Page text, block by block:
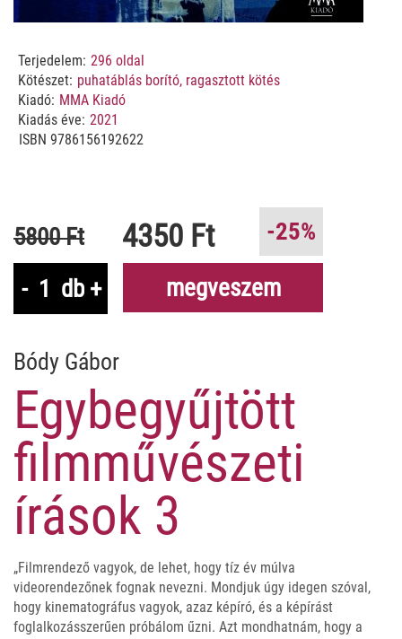
Terjedelem: 296 oldal
Kötészet: puhatáblás borító, ragasztott kötés
Kiadó: MMA Kiadó
Kiadás éve: 2021
ISBN 9786156192622
5800 Ft 4350 Ft
-25%
-
db + megveszem
Bódy Gábor
Egybegyűjtött
filmművészeti
írások 3
„Filmrendező vagyok, de lehet, hogy tíz év múlva
videorendezőnek fognak nevezni. Mondjuk úgy idegen szóval,
hogy kinematográfus vagyok, azaz képíró, és a képírást
foglalkozásszerűen próbálom űzni. Azt mondhatnám, hogy a